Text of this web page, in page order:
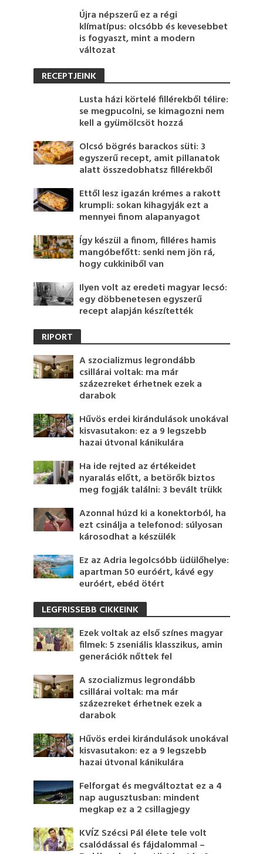
Újra népszerű ez a régi
klímatípus: olcsóbb és kevesebbet
is fogyaszt, mint a modern
változat
RECEPTJEINK
Lusta házi körtelé fillérekből télire:
se megpucolni, se kimagozni nem
kell a gyümölcsöt hozzá
Olcsó bögrés barackos süti: 3
egyszerű recept, amit pillanatok
alatt összedobhatsz fillérekből
Ettől lesz igazán krémes a rakott
krumpli: sokan kihagyják ezt a
mennyei finom alapanyagot
Így készül a finom, filléres hamis
mangóbefőtt: senki nem jön rá,
hogy cukkiniből van
Ilyen volt az eredeti magyar lecsó:
egy döbbenetesen egyszerű
recept alapján készítették
RIPORT
A szocializmus legrondább
csillárai voltak: ma már
százezreket érhetnek ezek a
darabok
Hűvös erdei kirándulások unokával
kisvasutakon: ez a 9 legszebb
hazai útvonal kánikulára
Ha ide rejted az értékeidet
nyaralás előtt, a betörők biztos
meg fogják találni: 3 bevált trükk
Azonnal húzd ki a konektorból, ha
ezt csinálja a telefonod: súlyosan
károsodhat a készülék
Ez az Adria legolcsóbb üdülőhelye:
apartman 50 euróért, kávé egy
euróért, ebéd ötért
LEGFRISSEBB CIKKEINK
Ezek voltak az első színes magyar
filmek: 5 zseniális klasszikus, amin
generációk nőttek fel
A szocializmus legrondább
csillárai voltak: ma már
százezreket érhetnek ezek a
darabok
Hűvös erdei kirándulások unokával
kisvasutakon: ez a 9 legszebb
hazai útvonal kánikulára
Felforgat és megváltoztat ez a 4
nap augusztusban: mindent
megkap ez a 2 csillagjegy
KVÍZ Szécsi Pál élete tele volt
csalódással és fájdalommal –